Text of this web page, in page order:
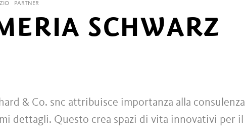
PARTNER
SCHWARZ
& Co. snc attribuisce importanza alla consulenza
dettagli. Questo crea spazi di vita innovativi per il